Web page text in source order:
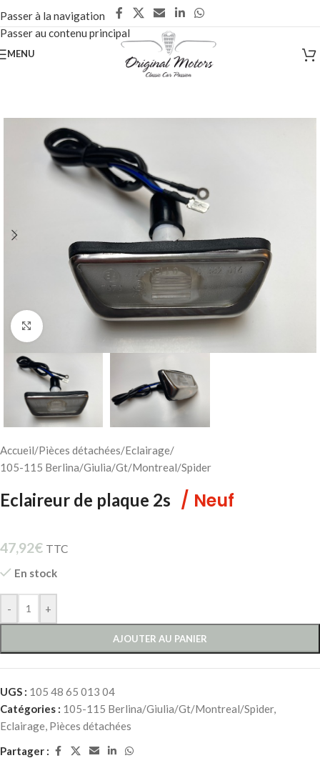
Passer à la navigation
Passer au contenu principal
MENU
Cliquez pour agrandir
Accueil/Pièces détachées/Eclairage/
105-115 Berlina/Giulia/Gt/Montreal/Spider
Eclaireur de plaque 2s / Neuf
47,92€ TTC
En stock
- +
AJOUTER AU PANIER
UGS : 105 48 65 013 04
Catégories : 105-115 Berlina/Giulia/Gt/Montreal/Spider,
Eclairage, Pièces détachées
Partager :